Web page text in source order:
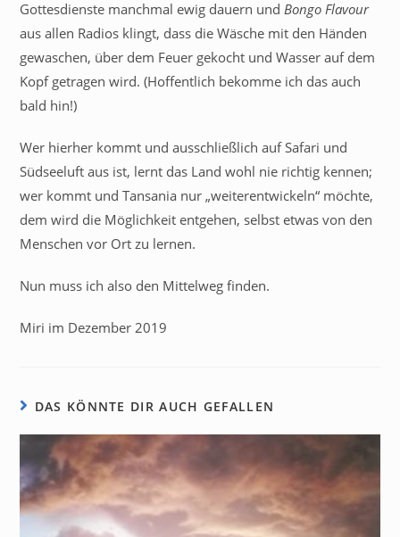
Gottesdienste manchmal ewig dauern undBongo Flavour
aus allen Radios klingt, dass die Wäsche mit den Händen
gewaschen, über dem Feuer gekocht und Wasser auf dem
Kopf getragen wird. (Hoffentlich bekomme ich das auch
bald hin!)
Wer hierher kommt und ausschließlich auf Safari und
Südseeluft aus ist, lernt das Land wohl nie richtig kennen;
wer kommt und Tansania nur „weiterentwickeln“ möchte,
dem wird die Möglichkeit entgehen, selbst etwas von den
Menschen vor Ort zu lernen.
Nun muss ich also den Mittelweg finden.
Miri im Dezember 2019
DAS KÖNNTE DIR AUCH GEFALLEN